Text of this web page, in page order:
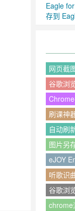
Eagle
存到
网页截
谷歌浏
刷课神
自动刷
图片另
eJOY
听歌识
谷歌浏
chrome